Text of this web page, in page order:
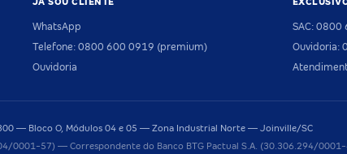
WhatsApp
Telefone: 0800 600 0919 (premium)
Ouvidoria
SAC: 0800
Ouvidoria:
— Bloco O, Módulos 04 e 05 — Zona Industrial Norte — Joinville/SC
0001-57) — Correspondente do Banco BTG Pactual S.A. (30.306.294/